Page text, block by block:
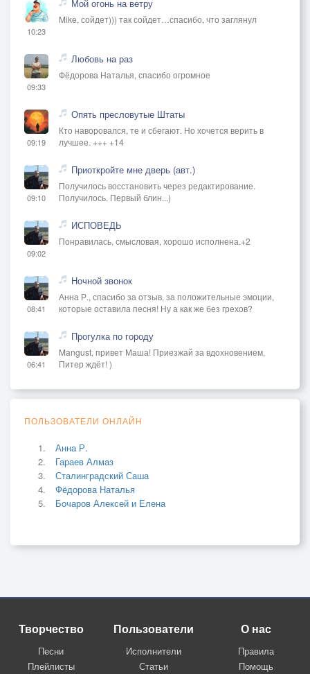
10:23
Мой огонь на ветру
Mike, сойдет))) так сойдет…спасибо, что заглянул
09:33
Любовь на раз
Фёдорова Наталья, спасибо огромное
09:19
Опять пресловутые Штаты
Кто наворовался, те и сбегают. Но хочется верить в
лучшее. +++ +14
09:10
Приоткройте мне дверь (авт.)
Получилось восстановить через редактирование.
Получилось. Первый блин...)
09:02
ИСПОВЕДЬ
Понравилась, смысловая, хорошо исполнена.+2
08:41
Ночной звонок
Анна Р., спасибо за отзыв, за положительные эмоции,
которые оставила песня! Ну а как же без грехов?
06:41
Прогулка по городу
Mangust, привет Маша! Приезжай за вдохновением,
Питер ждёт! )
ПОЛЬЗОВАТЕЛИ ОНЛАЙН
Анна Р.
Гараев Алмаз
Сталинградский Саша
Фёдорова Наталья
Бочаров Алексей и Елена
Творчество
Песни
Плейлисты
Пользователи
Исполнители
Статьи
О нас
Правила
Помощь